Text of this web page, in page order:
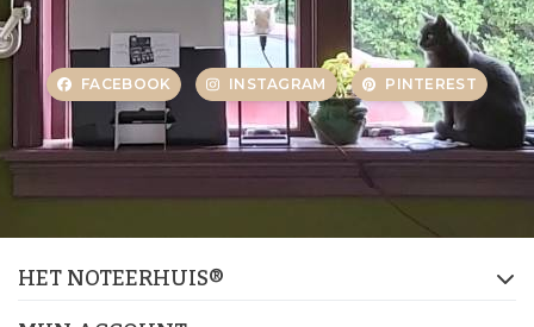
FACEBOOK INSTAGRAM PINTEREST
HET NOTEERHUIS®